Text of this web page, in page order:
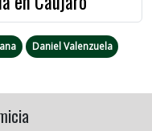
Daniel Valenzuela